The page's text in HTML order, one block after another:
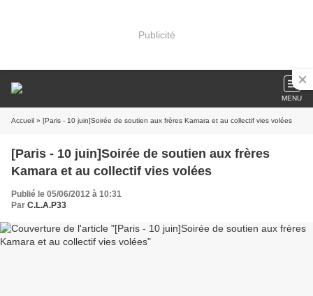
Publicité
MENU
Accueil » [Paris - 10 juin]Soirée de soutien aux frères Kamara et au collectif vies volées
[Paris - 10 juin]Soirée de soutien aux frères
Kamara et au collectif vies volées
Publié le 05/06/2012 à 10:31
Par C.L.A.P33